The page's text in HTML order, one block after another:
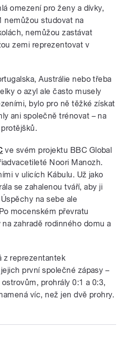
omezení pro ženy a dívky,
nemůžou studovat na
nemůžou zastávat
zemi reprezentovat v
Austrálie nebo třeba
o azyl ale často musely
bylo pro ně těžké získat
ani společně trénovat – na
ve svém projektu BBC Global
Noori Manozh.
v ulicích Kábulu. Už jako
se zahalenou tváří, aby ji
na sebe ale
mocenském převratu
zahradě rodinného domu a
z reprezentantek
první společné zápasy –
prohrály 0:1 a 0:3,
víc, než jen dvě prohry.